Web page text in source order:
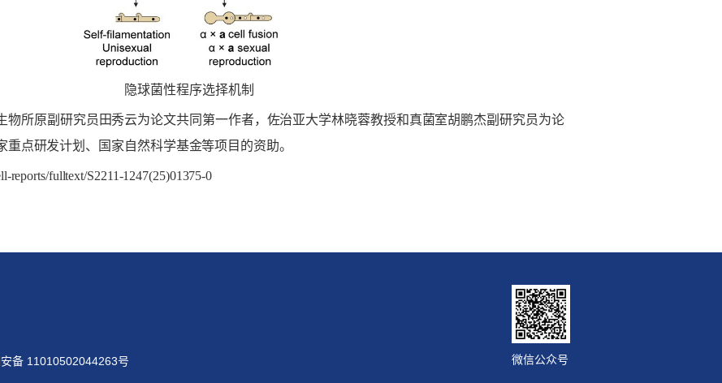
隐球菌性程序选择机制
物所原副研究员田秀云为论文共同第一作者，佐治亚大学林晓蓉教授和真菌室胡鹏杰副研究员为论
点研发计划、国家自然科学基金等项目的资助。
reports/fulltext/S2211-1247(25)01375-0
备 11010502044263号 微信公众号